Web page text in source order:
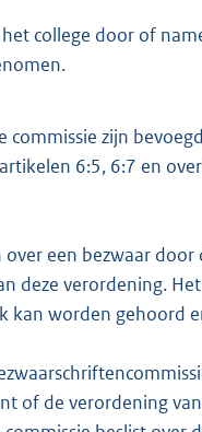
college door of
commissie zijn
6:5, 6:7 en
een bezwaar
deze verordening.
worden gehoord
of de verordening